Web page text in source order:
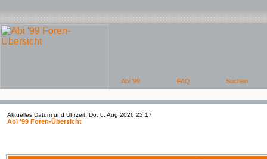
Aktuelles Datum und Uhrzeit: Do, 6. Aug 2026 22:17
Abi '99 Foren-Übersicht